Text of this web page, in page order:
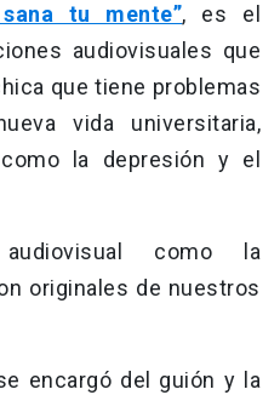
tu mente”, es el
audiovisuales que
que tiene problemas
vida universitaria,
la depresión y el
como la
originales de nuestros
encargó del guión y la